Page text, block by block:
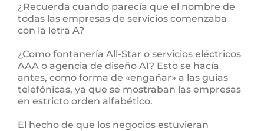
¿Recuerda cuando parecía que el nombre de
todas las empresas de servicios comenzaba
con la letra A?
¿Como fontanería All-Star o servicios eléctricos
AAA o agencia de diseño A1? Esto se hacía
antes, como forma de «engañar» a las guías
telefónicas, ya que se mostraban las empresas
en estricto orden alfabético.
El hecho de que los negocios estuvieran